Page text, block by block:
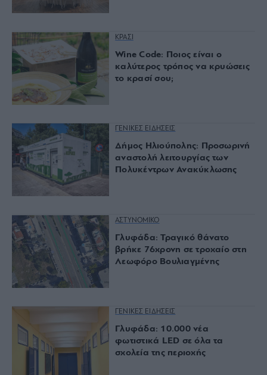
ΚΡΑΣΙ
Wine Code: Ποιος είναι ο
καλύτερος τρόπος να κρυώσεις
το κρασί σου;
ΓΕΝΙΚΕΣ ΕΙΔΗΣΕΙΣ
Δήμος Ηλιούπολης: Προσωρινή
αναστολή λειτουργίας των
Πολυκέντρων Ανακύκλωσης
ΑΣΤΥΝΟΜΙΚΟ
Γλυφάδα: Τραγικό θάνατο
βρήκε 76χρονη σε τροχαίο στη
Λεωφόρο Βουλιαγμένης
ΓΕΝΙΚΕΣ ΕΙΔΗΣΕΙΣ
Γλυφάδα: 10.000 νέα
φωτιστικά LED σε όλα τα
σχολεία της περιοχής